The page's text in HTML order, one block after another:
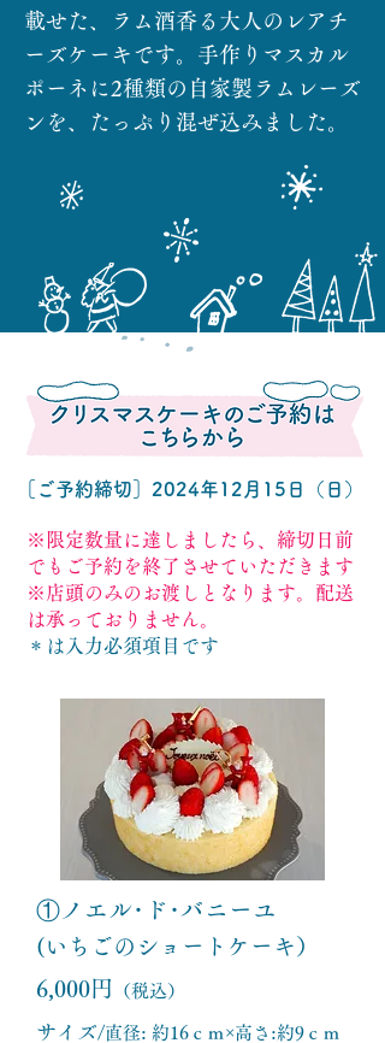
載せた、ラム酒香る大人のレアチ
ーズケーキです。手作りマスカル
ポーネに2種類の自家製ラムレーズ
ンを、たっぷり混ぜ込みました。
［ご予約締切］2024年12月15日（日）
※限定数量に達しましたら、締切日前
でもご予約を終了させていただきます
​※店頭のみのお渡しとなります。配送
は承っておりません。
＊は入力必須項目です
①ノエル･ド･バニーユ
(いちごのショートケーキ）
6,000円
（税込）
サイズ/直径: 約16ｃｍ×高さ:約9ｃｍ